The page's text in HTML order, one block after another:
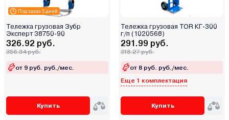
Под заказ 5 дней
Тележка грузовая Зубр
Эксперт 38750-90
326.92 руб.
356.34 руб.
от 9 руб. руб./мес.
Купить
Тележка грузовая TOR КГ-300
г/п (1020568)
291.99 руб.
318.27 руб.
от 8 руб. руб./мес.
Еще 1 комплектация
Купить